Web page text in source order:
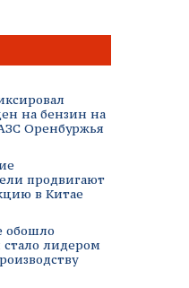
на бензин на
Оренбуржья
продвигают
в Китае
обошло
стало лидером